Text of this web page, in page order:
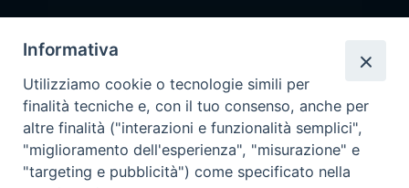
Il servizio di Pronta Disponibilità viene garantito per entrambe le
Regioni nelle giornate di sabato e nei giorni festivi: dalle 08.00
alle 20.00
Accompagnare il campione con la scheda di segnalazione caso
(Link alla Circolare)e la relativa modulistica
Informativa
Utilizziamo cookie o tecnologie simili per
finalità tecniche e, con il tuo consenso, anche per
altre finalità ("interazioni e funzionalità semplici",
"miglioramento dell'esperienza", "misurazione" e
"targeting e pubblicità") come specificato nella